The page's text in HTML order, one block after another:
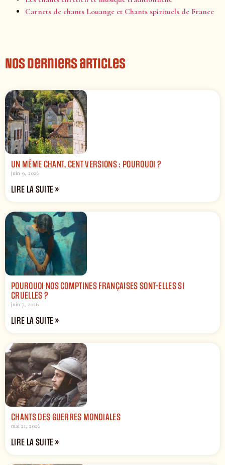
Carnets de chants Louange et Chants spirituels de France
Nos derniers articles
UN MÊME CHANT, CENT VERSIONS : POURQUOI ?
juin 9, 2026
LIRE LA SUITE »
POURQUOI NOS COMPTINES FRANÇAISES SONT-ELLES SI
CRUELLES ?
juin 7, 2026
LIRE LA SUITE »
CHANTS DES GUERRES MONDIALES
mai 21, 2026
LIRE LA SUITE »